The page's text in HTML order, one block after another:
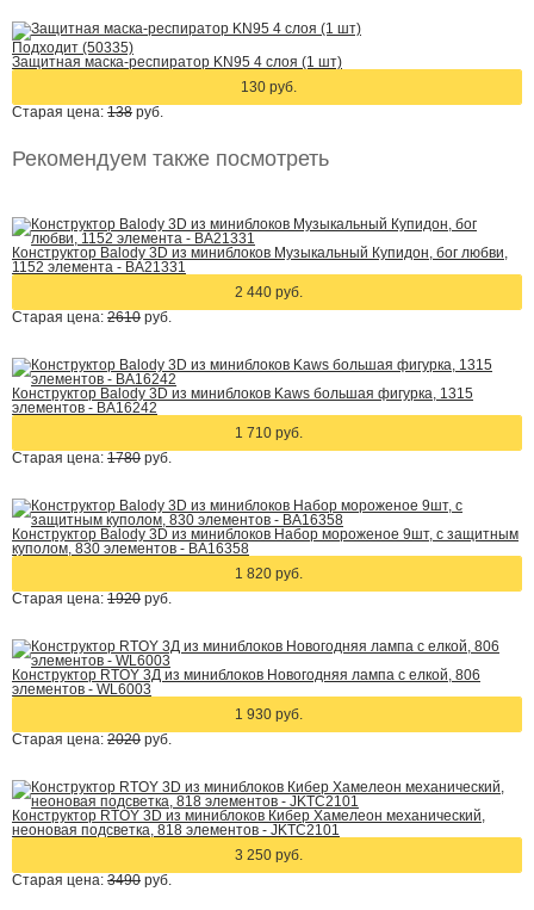
Подходит (50335)
Защитная маска-респиратор KN95 4 слоя (1 шт)
130 руб.
Старая цена: 138 руб.
Рекомендуем также посмотреть
Конструктор Balody 3D из миниблоков Музыкальный Купидон, бог любви,
1152 элемента - BA21331
2 440 руб.
Старая цена: 2610 руб.
Конструктор Balody 3D из миниблоков Kaws большая фигурка, 1315
элементов - BA16242
1 710 руб.
Старая цена: 1780 руб.
Конструктор Balody 3D из миниблоков Набор мороженое 9шт, с защитным
куполом, 830 элементов - BA16358
1 820 руб.
Старая цена: 1920 руб.
Конструктор RTOY 3Д из миниблоков Новогодняя лампа с елкой, 806
элементов - WL6003
1 930 руб.
Старая цена: 2020 руб.
Конструктор RTOY 3D из миниблоков Кибер Хамелеон механический,
неоновая подсветка, 818 элементов - JKTC2101
3 250 руб.
Старая цена: 3490 руб.